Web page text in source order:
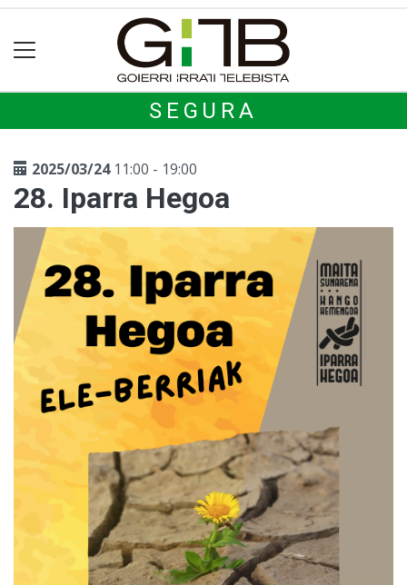
SEGURA
2025/03/2411:00 - 19:00
28. Iparra Hegoa